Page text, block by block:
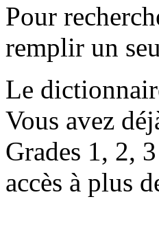
Pour
remplir un
Le
Vous avez
Grades 1, 2,
accès à plus